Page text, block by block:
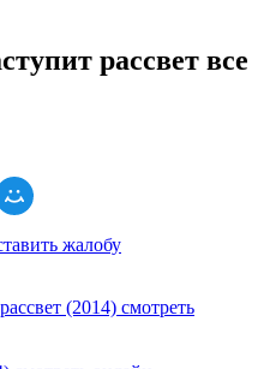
рассвет все
жалобу